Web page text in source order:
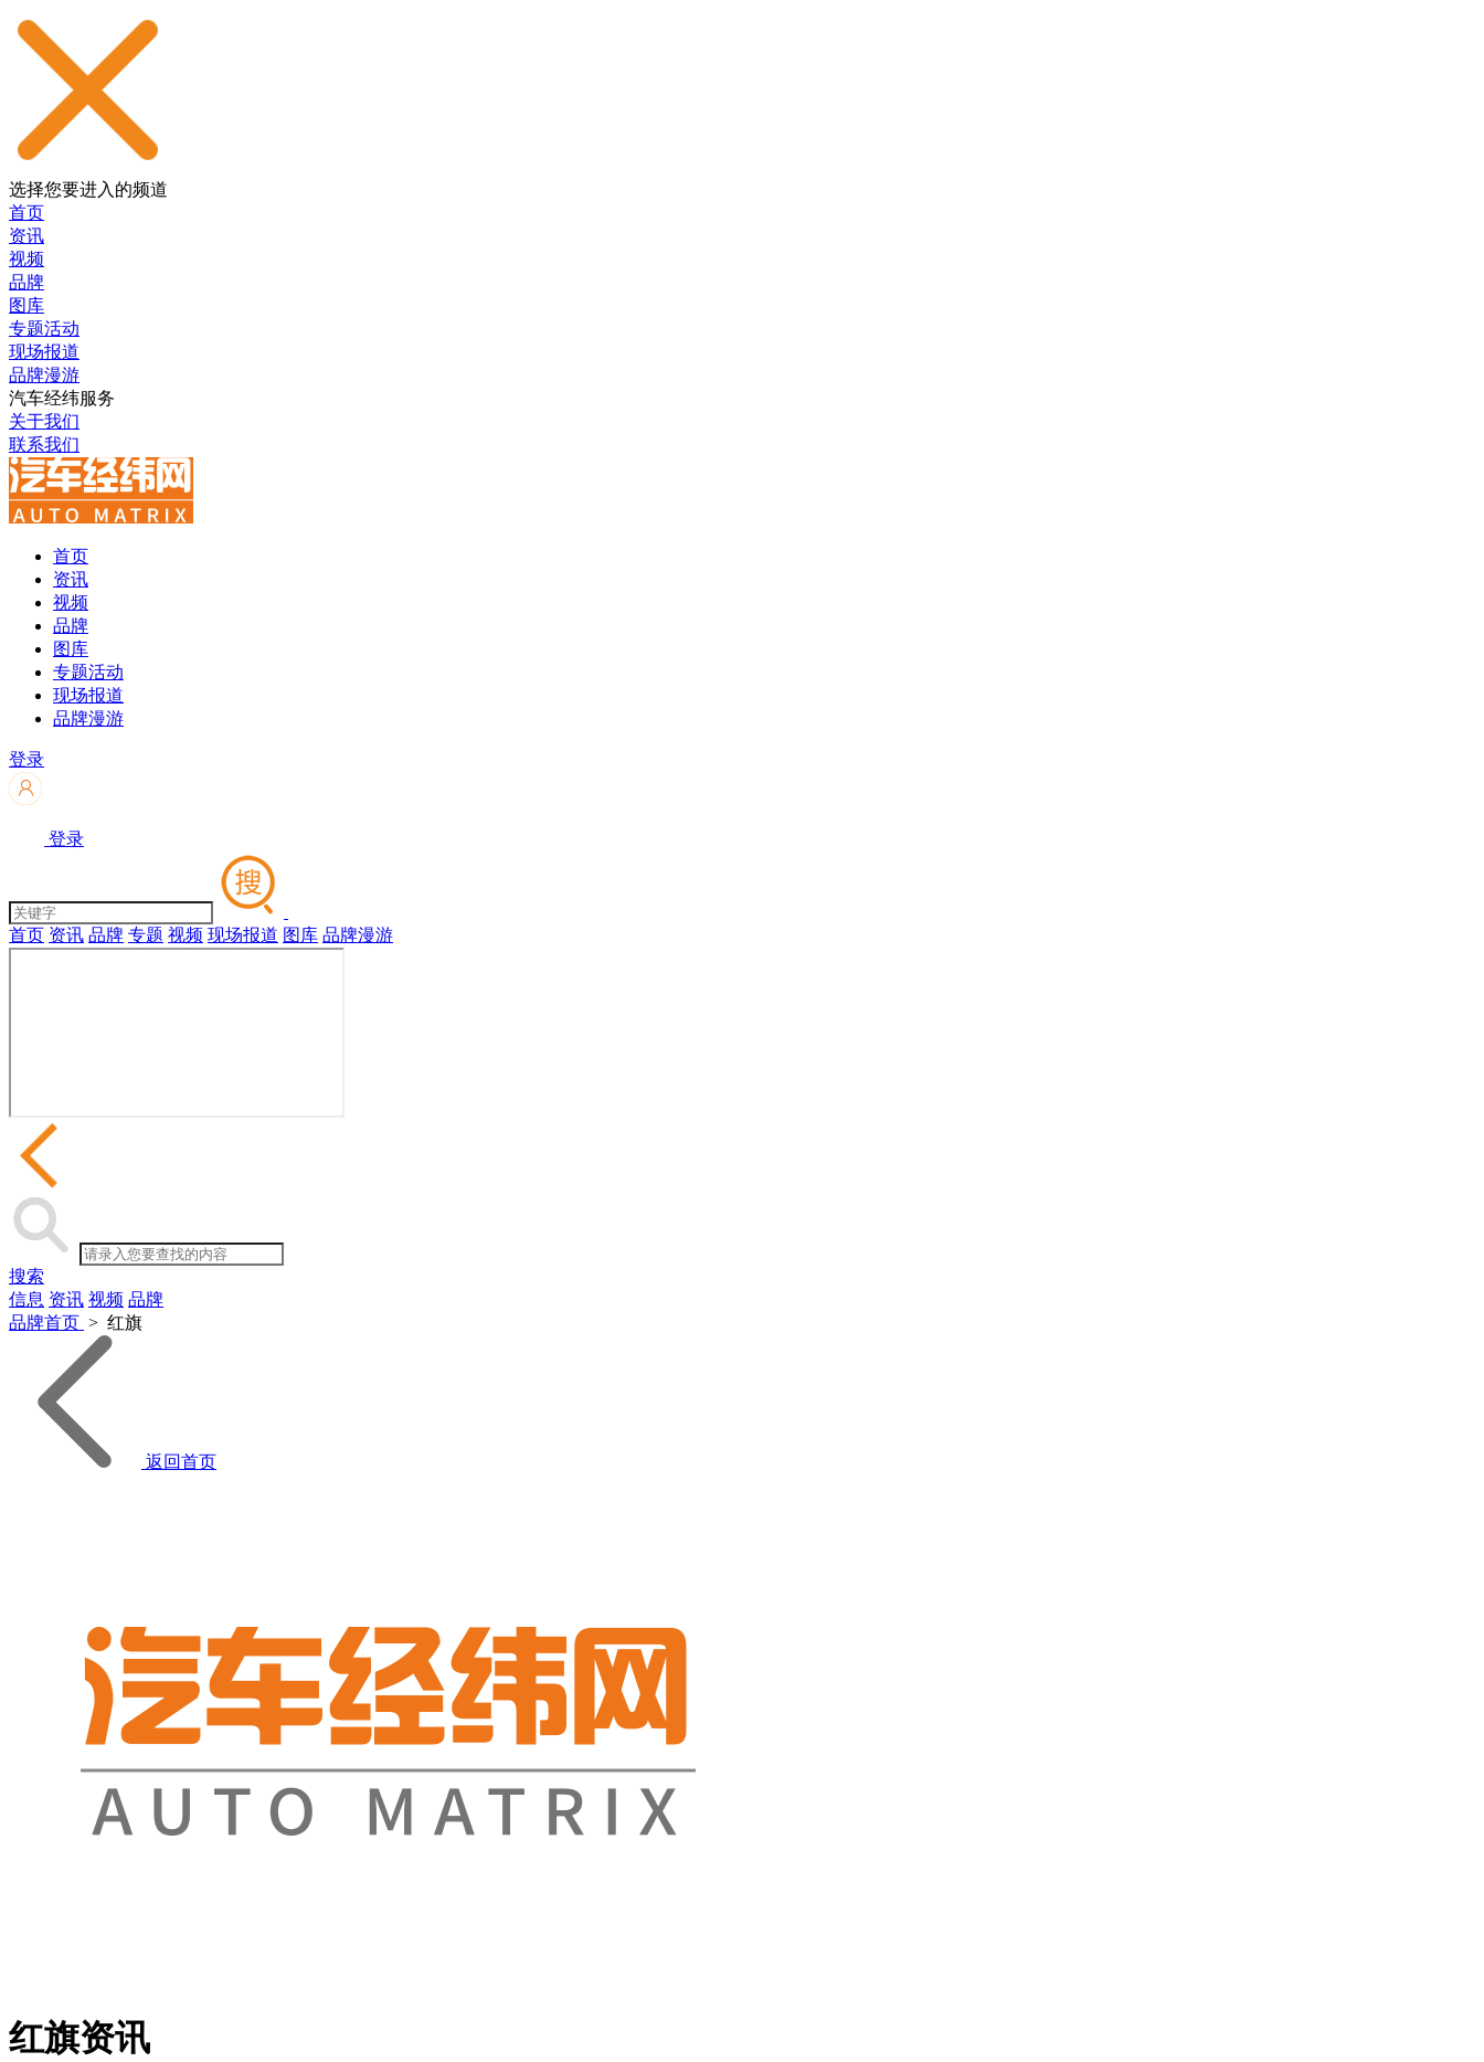
选择您要进入的频道
首页
资讯
视频
品牌
图库
专题活动
现场报道
品牌漫游
汽车经纬服务
关于我们
联系我们
首页
资讯
视频
品牌
图库
专题活动
现场报道
品牌漫游
登录
登录
首页 资讯 品牌 专题 视频 现场报道 图库 品牌漫游
搜索
信息 资讯 视频 品牌
品牌首页 > 红旗
返回首页
红旗资讯